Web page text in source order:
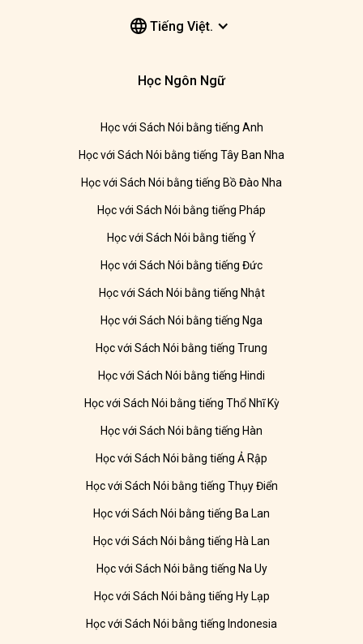
Tiếng Việt.
Học Ngôn Ngữ
Học với Sách Nói bằng tiếng Anh
Học với Sách Nói bằng tiếng Tây Ban Nha
Học với Sách Nói bằng tiếng Bồ Đào Nha
Học với Sách Nói bằng tiếng Pháp
Học với Sách Nói bằng tiếng Ý
Học với Sách Nói bằng tiếng Đức
Học với Sách Nói bằng tiếng Nhật
Học với Sách Nói bằng tiếng Nga
Học với Sách Nói bằng tiếng Trung
Học với Sách Nói bằng tiếng Hindi
Học với Sách Nói bằng tiếng Thổ Nhĩ Kỳ
Học với Sách Nói bằng tiếng Hàn
Học với Sách Nói bằng tiếng Ả Rập
Học với Sách Nói bằng tiếng Thụy Điển
Học với Sách Nói bằng tiếng Ba Lan
Học với Sách Nói bằng tiếng Hà Lan
Học với Sách Nói bằng tiếng Na Uy
Học với Sách Nói bằng tiếng Hy Lạp
Học với Sách Nói bằng tiếng Indonesia